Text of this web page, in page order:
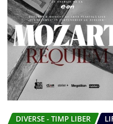
DIVERSE - TIMP LIBER